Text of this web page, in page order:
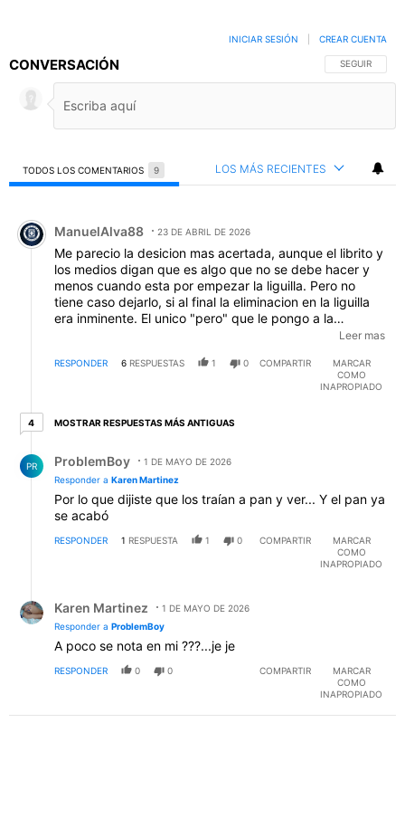
CONVERSACIÓN SIGA ESTA
SEGUIR
INICIAR SESIÓN CREAR CUENTA
TODOS LOS COMENTARIOS 9 LOS MÁS RECIENTES
Comentario de ManuelAlva88.
ManuelAlva88 23 DE ABRIL DE 2026
Me parecio la desicion mas acertada, aunque el librito y
los medios digan que es algo que no se debe hacer y
menos cuando esta por empezar la liguilla. Pero no
tiene caso dejarlo, si al final la eliminacion en la liguilla
era inminente. El unico "pero" que le pongo a la
directiva es que, creo que pudieron tener ya una carta
tuviera experiencia en jugar finales , que ya conociera la
liga (Almeida). No tengo nada contra Huiqui, pero si le
mucho en liguilla. Huiqui solo terminara la catastrofe que
rodaje de Almeida?
Leer mas
RESPONDER 6 RESPUESTAS 1 0 COMPARTIR
MARCAR
COMO
INAPROPIADO
44 respuestas más antiguas
MOSTRAR RESPUESTAS MÁS ANTIGUAS
PR ProblemBoy
1 DE MAYO DE 2026
Responder a Karen Martinez
Por lo que dijiste que los traían a pan y ver... Y el pan ya
se acabó
RESPONDER 1 RESPUESTA 1 0 COMPARTIR
MARCAR
COMO
INAPROPIADO
Karen Martinez
1 DE MAYO DE 2026
Responder a ProblemBoy
A poco se nota en mi ???...je je
RESPONDER 0 0 COMPARTIR
MARCAR
COMO
INAPROPIADO